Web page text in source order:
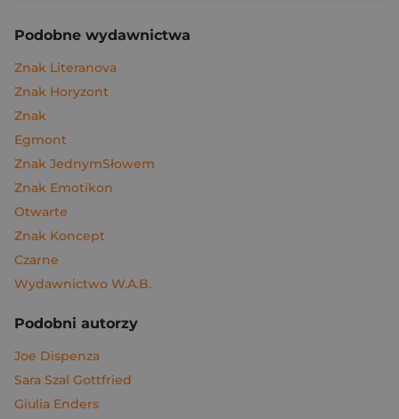
Podobne wydawnictwa
Znak Literanova
Znak Horyzont
Znak
Egmont
Znak JednymSłowem
Znak Emotikon
Otwarte
Znak Koncept
Czarne
Wydawnictwo W.A.B.
Podobni autorzy
Joe Dispenza
Sara Szal Gottfried
Giulia Enders